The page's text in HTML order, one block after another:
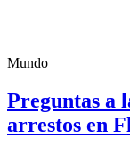
Mundo
Preguntas a
arrestos en